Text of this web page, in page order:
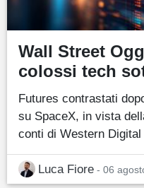
Wall Street
colossi tech
Futures contrastati
su SpaceX, in vista
conti di Western Digital
Luca Fiore - 06